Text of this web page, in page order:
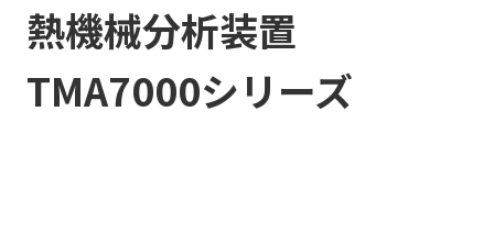
熱機械分析装置
TMA7000シリーズ